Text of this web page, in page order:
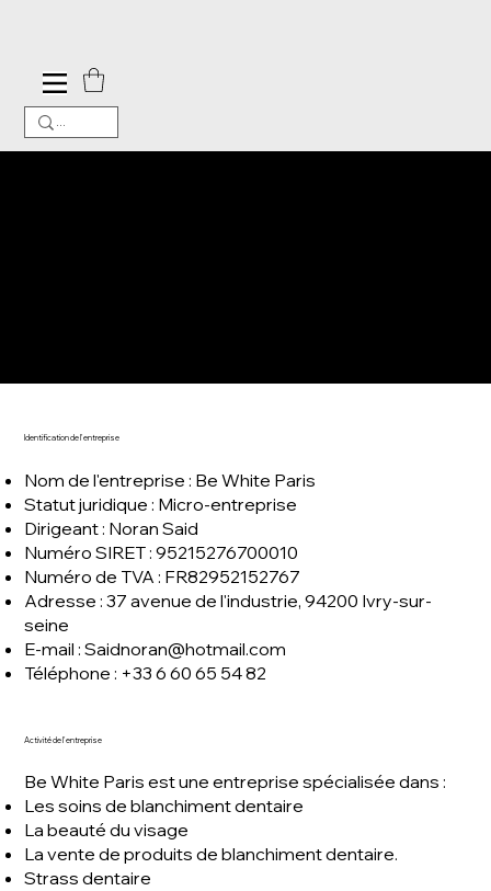
Identification de l'entreprise
Nom de l'entreprise : Be White Paris
Statut juridique : Micro-entreprise
Dirigeant : Noran Said
Numéro SIRET : 95215276700010
Numéro de TVA : FR82952152767
Adresse : 37 avenue de l'industrie, 94200 Ivry-sur-
seine
E-mail :Saidnoran@hotmail.com
Téléphone : +33 6 60 65 54 82
Activité de l'entreprise
Be White Paris est une entreprise spécialisée dans :
Les soins de blanchiment dentaire
La beauté du visage
La vente de produits de blanchiment dentaire.
Strass dentaire